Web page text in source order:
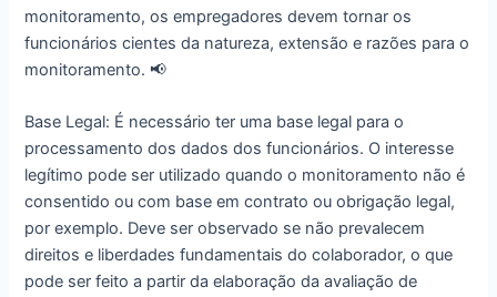
monitoramento, os empregadores devem tornar os
funcionários cientes da natureza, extensão e razões para o
monitoramento. 📢
Base Legal: É necessário ter uma base legal para o
processamento dos dados dos funcionários. O interesse
legítimo pode ser utilizado quando o monitoramento não é
consentido ou com base em contrato ou obrigação legal,
por exemplo. Deve ser observado se não prevalecem
direitos e liberdades fundamentais do colaborador, o que
pode ser feito a partir da elaboração da avaliação de